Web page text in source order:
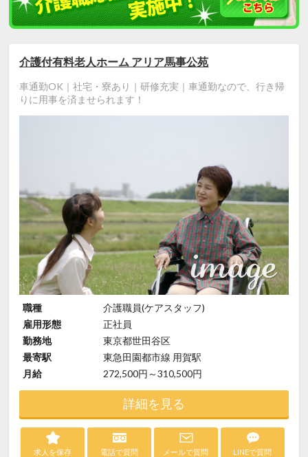
介護付有料老人ホーム アリア馬事公苑
車通勤OK｜社宅・寮あり｜研修充実｜車通勤なので、行き帰
りに用事を済ませられます！
職種
介護職員(ケアスタッフ)
雇用形態
正社員
勤務地
東京都世田谷区
最寄駅
東急田園都市線 用賀駅
月給
272,500円～310,500円
詳細を見る
求人を保存 電話で質問 メールで質問 LINEで質問